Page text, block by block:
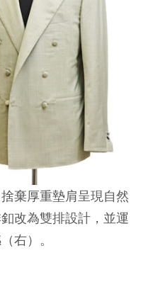
棄厚重墊肩呈現自然
改為雙排設計，並運
右）。